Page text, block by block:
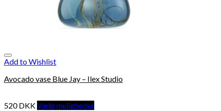
Add to Wishlist
Avocado vase Blue Jay – Ilex Studio
520DKKVælg muligheder